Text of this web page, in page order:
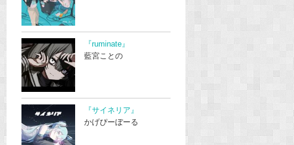
『ruminate』
藍宮ことの
『サイネリア』
かげぴーぼーる